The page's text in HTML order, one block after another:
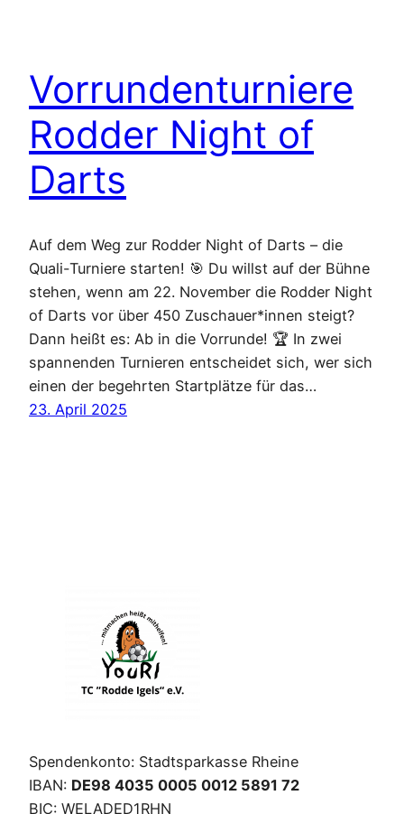
Vorrundenturniere
Rodder Night of
Darts
Auf dem Weg zur Rodder Night of Darts – die
Quali-Turniere starten! 🎯 Du willst auf der Bühne
stehen, wenn am 22. November die Rodder Night
of Darts vor über 450 Zuschauer*innen steigt?
Dann heißt es: Ab in die Vorrunde! 🏆 In zwei
spannenden Turnieren entscheidet sich, wer sich
einen der begehrten Startplätze für das…
23. April 2025
Spendenkonto: Stadtsparkasse Rheine
IBAN: DE98 4035 0005 0012 5891 72
BIC: WELADED1RHN